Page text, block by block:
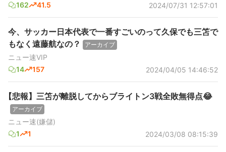
162
41.5 2024/07/31 12:57:01
今、サッカー日本代表で一番すごいのって久保でも三笘で
もなく遠藤航なの？
アーカイブ
ニュー速VIP
14
157 2024/04/05 14:46:52
【悲報】三笘が離脱してからブライトン3戦全敗無得点😂
アーカイブ
ニュー速(嫌儲)
1
1 2024/03/08 08:15:39